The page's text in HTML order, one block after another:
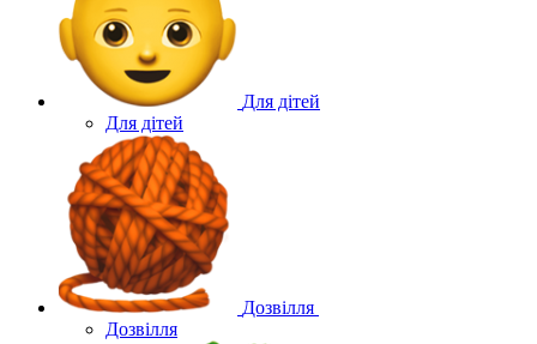
Для дітей
Для дітей
Дозвілля
Дозвілля